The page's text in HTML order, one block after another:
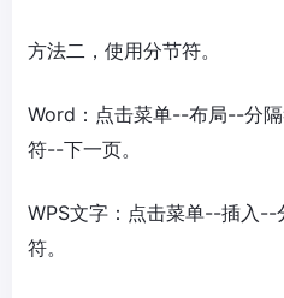
方法二，使用分节符。
Word：点击菜单--布局--分
符--下一页。
WPS文字：点击菜单--插入
符。